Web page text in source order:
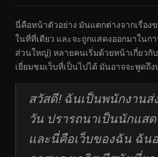
นี่คือหน้าตัวอย่าง มันแตกต่างจากเรื่อง
ในที่ที่เดียว และจะถูกแสดงออกมาในก
ส่วนใหญ่) หลายคนเริ่มด้วยหน้าเกี่ยวกั
เยี่ยมชมเว็บที่เป็นไปได้ มันอาจจะพูดถึ
สวัสดี! ฉันเป็นพนักงานส่
วัน ปรารถนาเป็นนักแส
และนี่คือเว็บของฉัน ฉัน